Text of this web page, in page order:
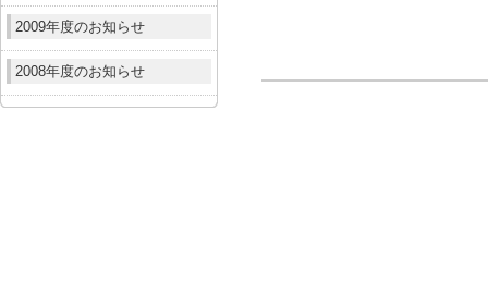
2009年度のお知らせ
2008年度のお知らせ